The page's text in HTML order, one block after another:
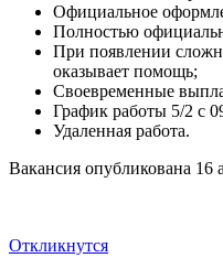
Официальное
Полностью
При появлении
оказывает помощь;
Своевременные
График работы 5/2 с
Удаленная работа.
Вакансия опубликована 16
Откликнутся